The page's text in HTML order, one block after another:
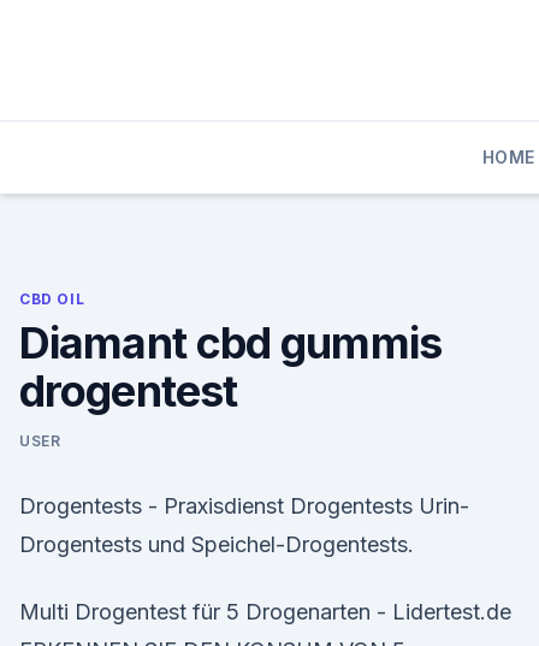
HOME
CBD OIL
Diamant cbd gummis
drogentest
USER
Drogentests - Praxisdienst Drogentests Urin-
Drogentests und Speichel-Drogentests.
Multi Drogentest für 5 Drogenarten - Lidertest.de